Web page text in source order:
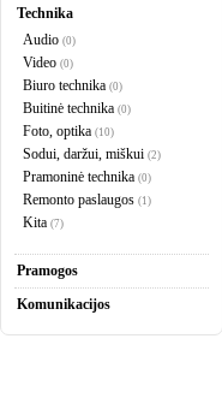
Technika
Audio (0)
Video (0)
Biuro technika (0)
Buitinė technika (0)
Foto, optika (10)
Sodui, daržui, miškui (2)
Pramoninė technika (0)
Remonto paslaugos (1)
Kita (7)
Pramogos
Komunikacijos